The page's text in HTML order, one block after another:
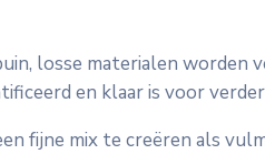
losse materialen worden
en klaar is voor
​​fijne mix te creëren als